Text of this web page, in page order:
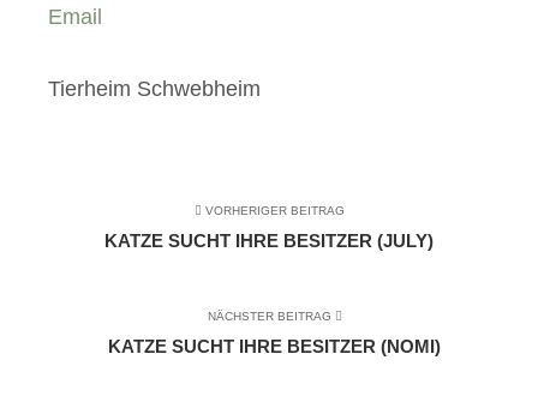
Email
Tierheim Schwebheim
VORHERIGER BEITRAG
KATZE SUCHT IHRE BESITZER (JULY)
NÄCHSTER BEITRAG
KATZE SUCHT IHRE BESITZER (NOMI)